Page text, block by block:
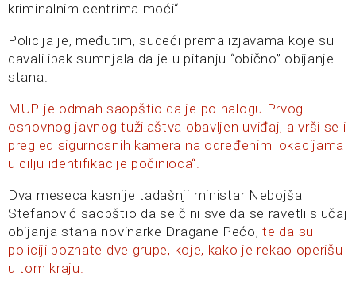
kriminalnim centrima moći“.
Policija je, međutim, sudeći prema izjavama koje su
davali ipak sumnjala da je u pitanju “obično” obijanje
stana.
MUP je odmah saopštio da je po nalogu Prvog
osnovnog javnog tužilaštva obavljen uviđaj, a vrši se i
pregled sigurnosnih kamera na određenim lokacijama
u cilju identifikacije počinioca“.
Dva meseca kasnije tadašnji ministar Nebojša
Stefanović saopštio da se čini sve da se ravetli slučaj
obijanja stana novinarke Dragane Pećo, te da su
policiji poznate dve grupe, koje, kako je rekao operišu
u tom kraju.